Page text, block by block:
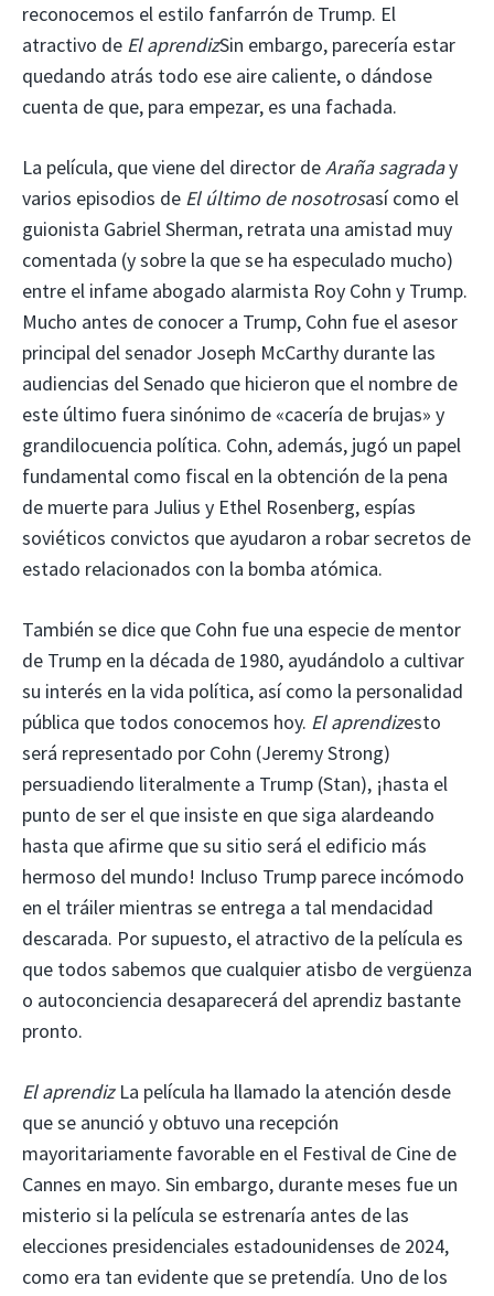
reconocemos el estilo fanfarrón de Trump. El
atractivo de El aprendizSin embargo, parecería estar
quedando atrás todo ese aire caliente, o dándose
cuenta de que, para empezar, es una fachada.
La película, que viene del director deAraña sagraday
varios episodios de El último de nosotrosasí como el
guionista Gabriel Sherman, retrata una amistad muy
comentada (y sobre la que se ha especulado mucho)
entre el infame abogado alarmista Roy Cohn y Trump.
Mucho antes de conocer a Trump, Cohn fue el asesor
principal del senador Joseph McCarthy durante las
audiencias del Senado que hicieron que el nombre de
este último fuera sinónimo de «cacería de brujas» y
grandilocuencia política. Cohn, además, jugó un papel
fundamental como fiscal en la obtención de la pena
de muerte para Julius y Ethel Rosenberg, espías
soviéticos convictos que ayudaron a robar secretos de
estado relacionados con la bomba atómica.
También se dice que Cohn fue una especie de mentor
de Trump en la década de 1980, ayudándolo a cultivar
su interés en la vida política, así como la personalidad
pública que todos conocemos hoy. El aprendizesto
será representado por Cohn (Jeremy Strong)
persuadiendo literalmente a Trump (Stan), ¡hasta el
punto de ser el que insiste en que siga alardeando
hasta que afirme que su sitio será el edificio más
hermoso del mundo! Incluso Trump parece incómodo
en el tráiler mientras se entrega a tal mendacidad
descarada. Por supuesto, el atractivo de la película es
que todos sabemos que cualquier atisbo de vergüenza
o autoconciencia desaparecerá del aprendiz bastante
pronto.
El aprendiz La película ha llamado la atención desde
que se anunció y obtuvo una recepción
mayoritariamente favorable en el Festival de Cine de
Cannes en mayo. Sin embargo, durante meses fue un
misterio si la película se estrenaría antes de las
elecciones presidenciales estadounidenses de 2024,
como era tan evidente que se pretendía. Uno de los